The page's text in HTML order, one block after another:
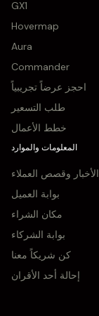
GX1
Hovermap
Aura
Commander
احجز عرضاً تجريبياً
طلب التسعير
خطط الأعمال
المعلومات والموارد
الأخبار وقصص العملاء
بوابة العميل
مكان الشراء
بوابة الشركاء
كن شريكاً معنا
إحالة أحد الأقران